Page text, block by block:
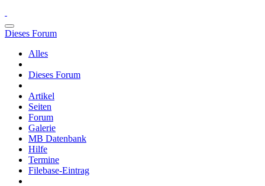
Dieses Forum
Alles
Dieses Forum
Artikel
Seiten
Forum
Galerie
MB Datenbank
Hilfe
Termine
Filebase-Eintrag